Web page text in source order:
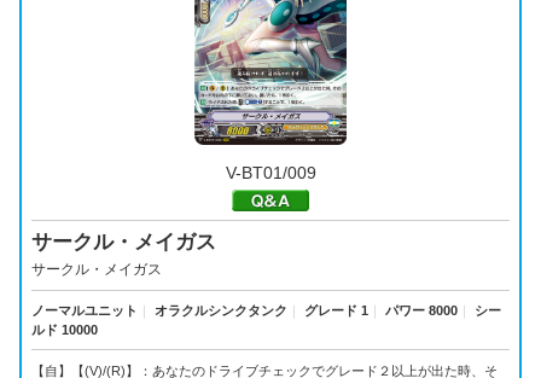
V-BT01/009
サークル・メイガス
サークル・メイガス
ノーマルユニット ｜ オラクルシンクタンク ｜ グレード 1 ｜ パワー 8000 ｜
シー
ルド 10000
【自】【(V)/(R)】：あなたのドライブチェックでグレード２以上が出た時、そ